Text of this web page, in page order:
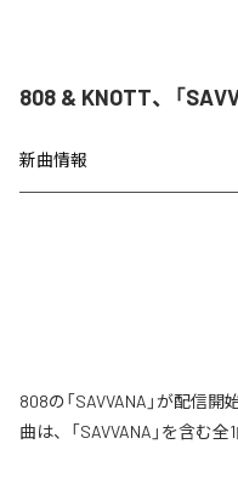
808 & KNOTT、「
新曲情報
808の「SAVVANA」が配信
曲は、「SAVVANA」を含む全